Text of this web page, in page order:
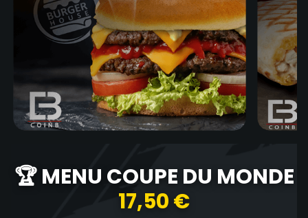
🏆 MENU COUPE DU MONDE
17,50 €